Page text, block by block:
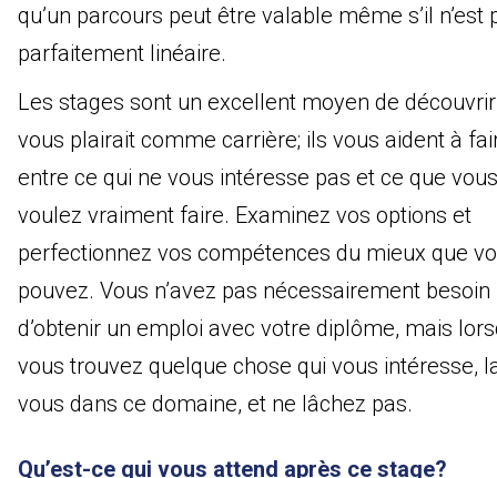
qu’un parcours peut être valable même s’il n’est
parfaitement linéaire.
Les stages sont un excellent moyen de
vous plairait comme carrière; ils vous aident à
entre ce qui ne vous intéresse pas et ce que vous
voulez vraiment faire. Examinez vos options et
perfectionnez vos compétences du mieux que
pouvez. Vous n’avez pas nécessairement besoin
d’obtenir un emploi avec votre diplôme, mais
vous trouvez quelque chose qui vous intéresse,
vous dans ce domaine, et ne lâchez pas.
Qu’est-ce qui vous attend après ce stage?